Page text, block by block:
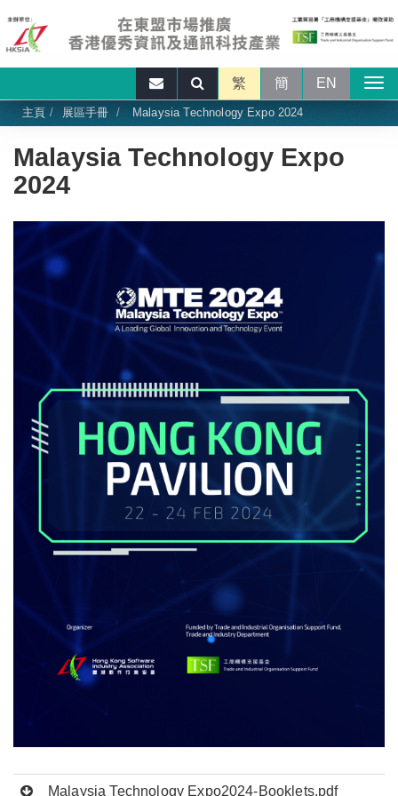
繁 簡 EN
主頁 展區手冊 Malaysia Technology Expo 2024
Malaysia Technology Expo
2024
Malaysia Technology Expo2024-Booklets.pdf